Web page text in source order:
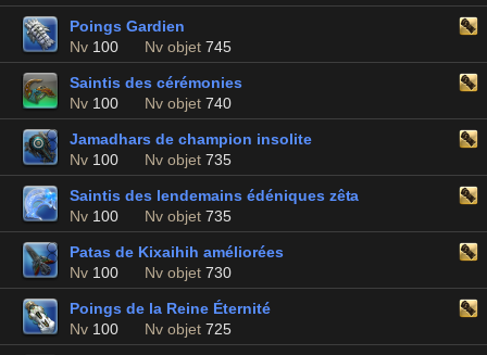
Poings Gardien
Nv 100 Nv objet 745
Saintis des cérémonies
Nv 100 Nv objet 740
Jamadhars de champion insolite
Nv 100 Nv objet 735
Saintis des lendemains édéniques zêta
Nv 100 Nv objet 735
Patas de Kixaihih améliorées
Nv 100 Nv objet 730
Poings de la Reine Éternité
Nv 100 Nv objet 725